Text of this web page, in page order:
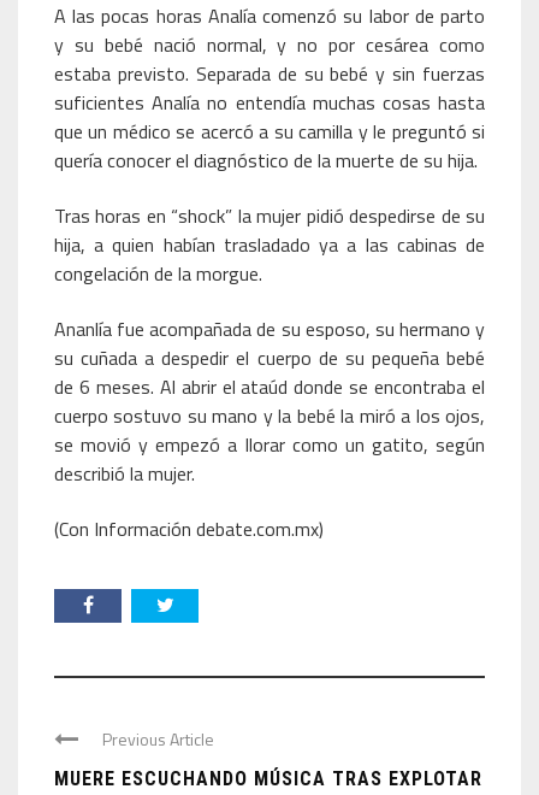
A las pocas horas Analía comenzó su labor de parto
y su bebé nació normal, y no por cesárea como
estaba previsto. Separada de su bebé y sin fuerzas
suficientes Analía no entendía muchas cosas hasta
que un médico se acercó a su camilla y le preguntó si
quería conocer el diagnóstico de la muerte de su hija.
Tras horas en “shock” la mujer pidió despedirse de su
hija, a quien habían trasladado ya a las cabinas de
congelación de la morgue.
Ananlía fue acompañada de su esposo, su hermano y
su cuñada a despedir el cuerpo de su pequeña bebé
de 6 meses. Al abrir el ataúd donde se encontraba el
cuerpo sostuvo su mano y la bebé la miró a los ojos,
se movió y empezó a llorar como un gatito, según
describió la mujer.
(Con Información debate.com.mx)
Previous Article
MUERE ESCUCHANDO MÚSICA TRAS EXPLOTAR